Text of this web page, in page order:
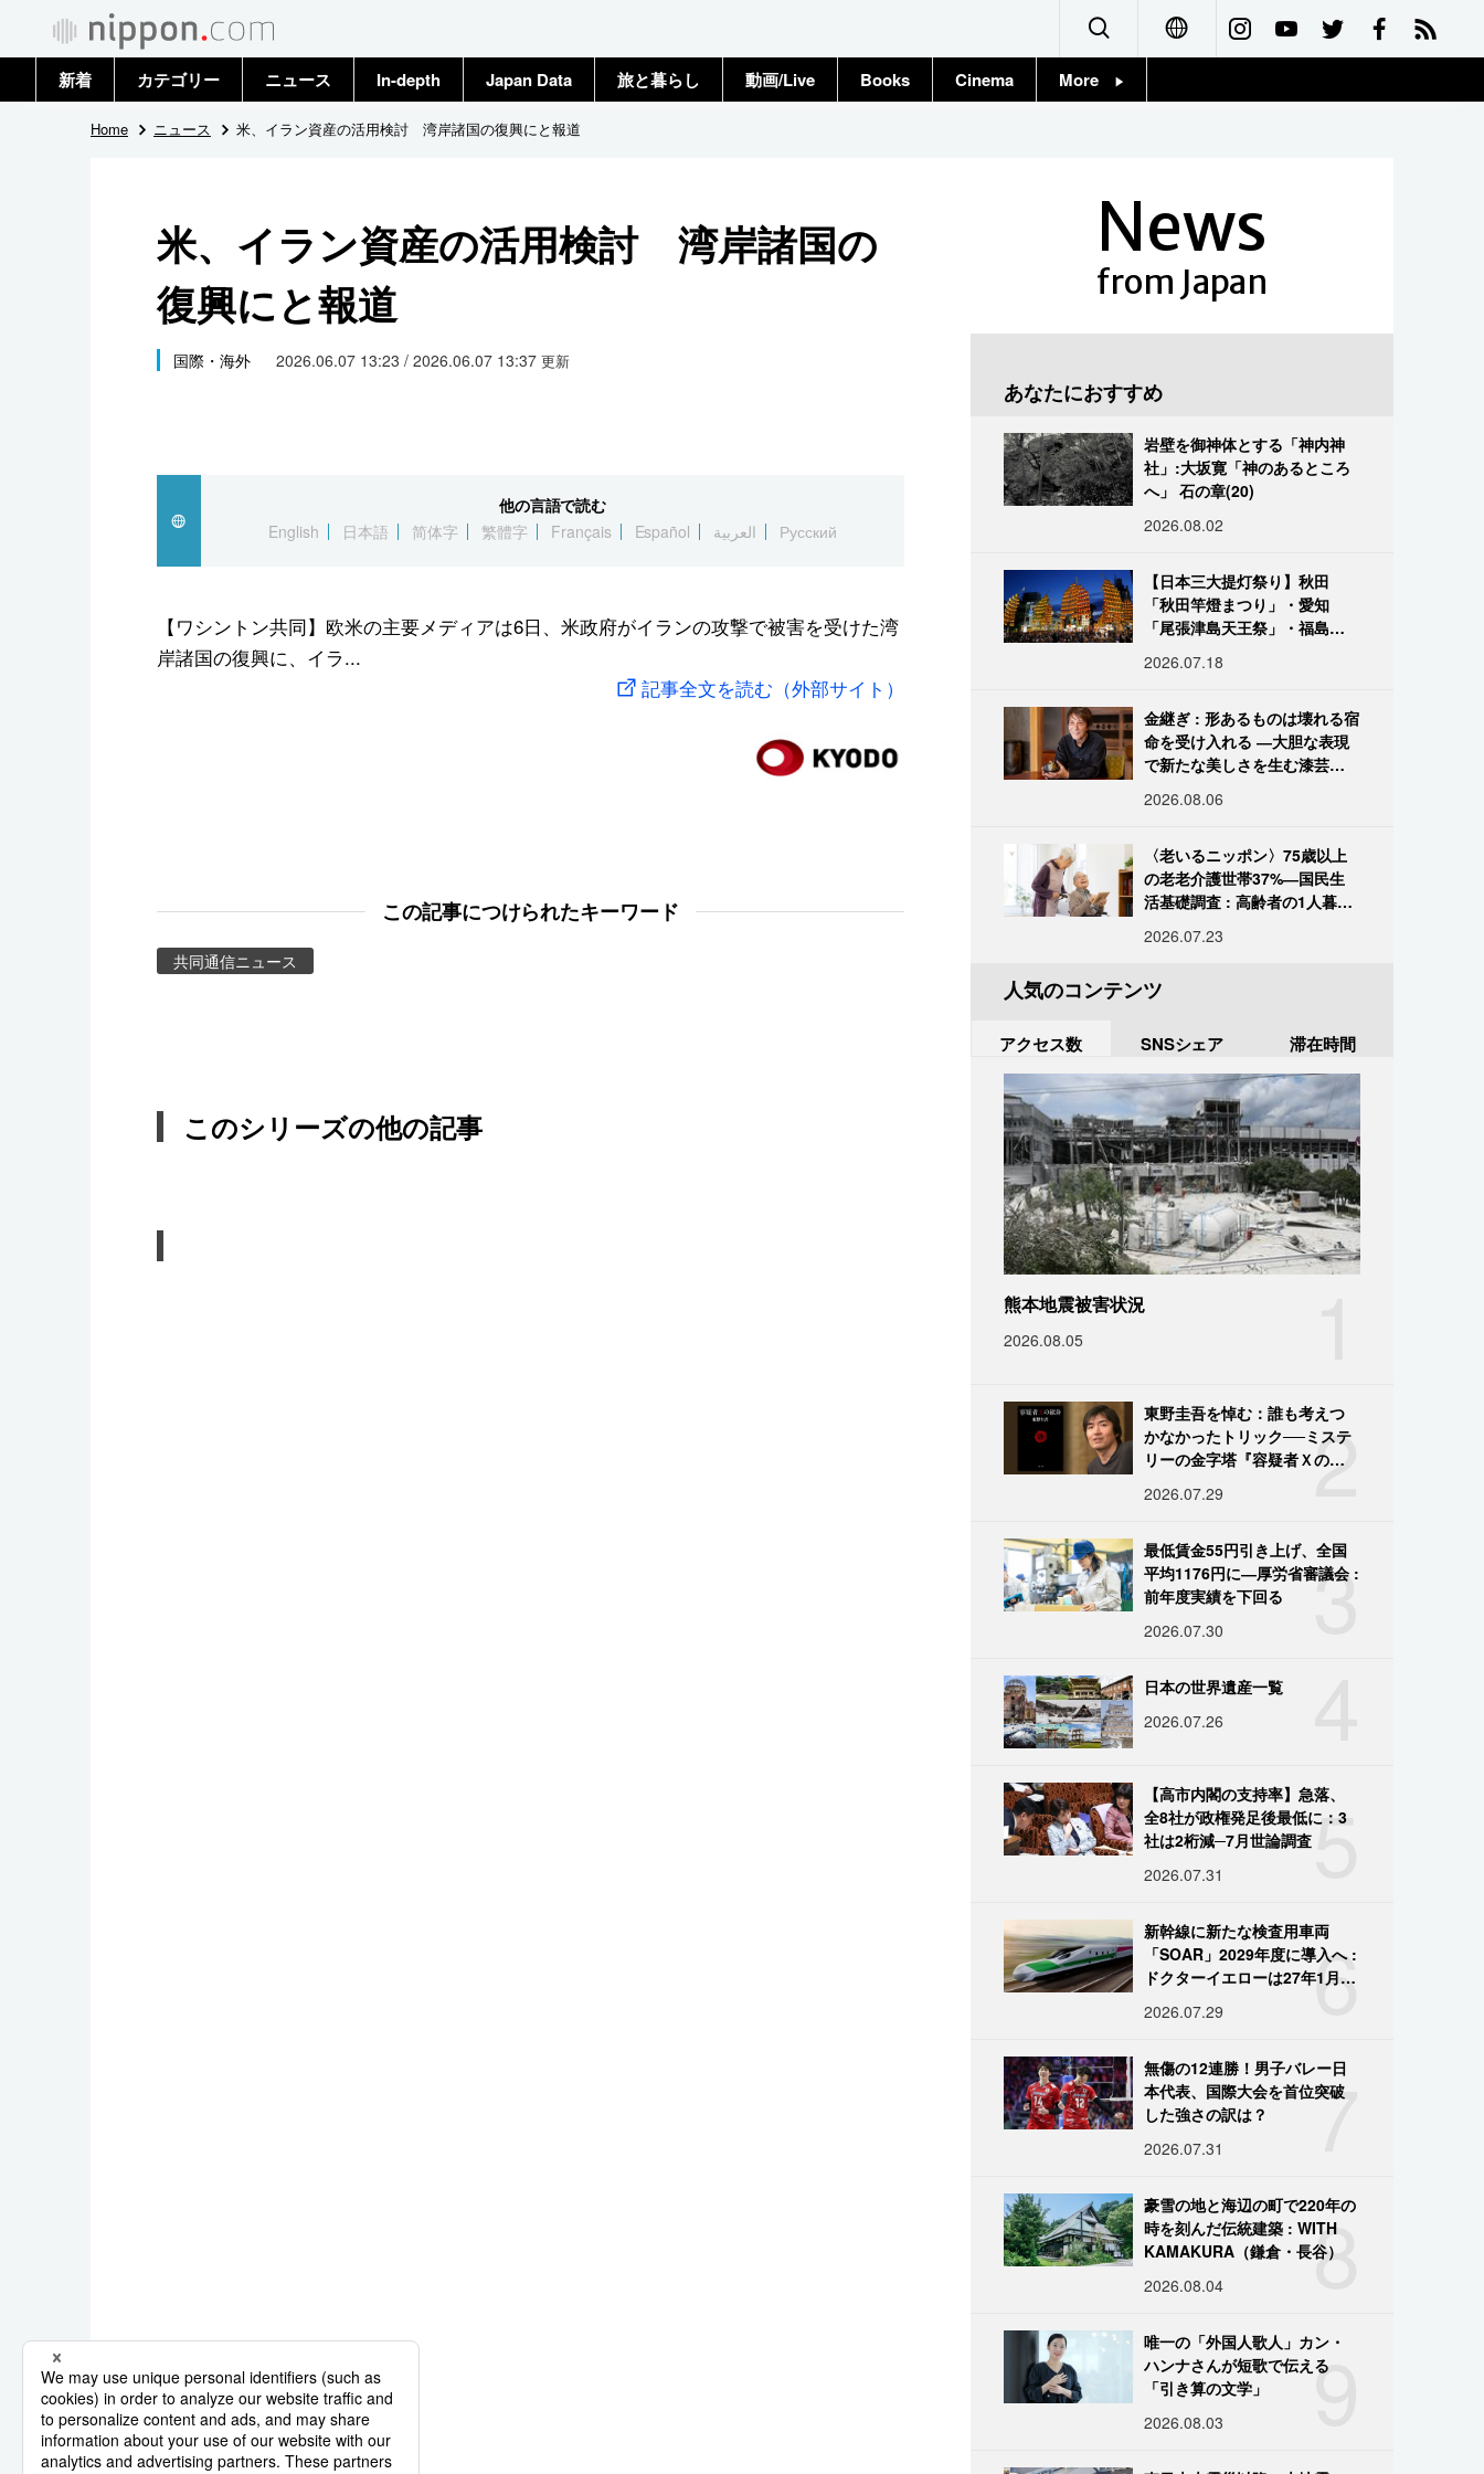
Français
新着 カテゴリー
政治・外交
国際
社会
文化
スポーツ・東京2020
ニュース
トップ
In-depth Japan Data 旅と暮らし 動画/Live Books Cinema More
Home ニュース 米、イラン資産の活用検討 湾岸諸国の復興にと報道
米、イラン資産の活用検討 湾岸諸国の
復興にと報道
国際・海外 2026.06.07 13:23 / 2026.06.07 13:37 更新
他の言語で読む
English
日本語 简体字 繁體字 Français Español العربية Русский
【ワシントン共同】欧米の主要メディアは6日、米政府がイランの攻撃で被害を受けた湾
岸諸国の復興に、イラ...
記事全文を読む（外部サイト）
この記事につけられたキーワード
共同通信ニュース
このシリーズの他の記事
News
from Japan
あなたにおすすめ
岩壁を御神体とする「神内神
社」:大坂寛「神のあるところ
へ」 石の章(20)
2026.08.02
【日本三大提灯祭り】秋田
「秋田竿燈まつり」・愛知
「尾張津島天王祭」・福島
だしい灯火が夜空を照らす光
2026.07.18
金継ぎ : 形あるものは壊れる宿
命を受け入れる ―大胆な表現
で新たな美しさを生む漆芸修
2026.08.06
〈老いるニッポン〉75歳以上
の老老介護世帯37%―国民生
活基礎調査 : 高齢者の1人暮ら
2026.07.23
人気のコンテンツ
アクセス数 SNSシェア 滞在時間
熊本地震被害状況
2026.08.05
2
東野圭吾を悼む：誰も考えつ
かなかったトリック──ミステ
リーの金字塔『容疑者Ｘの献
2026.07.29
3
最低賃金55円引き上げ、全国
平均1176円に―厚労省審議会 :
前年度実績を下回る
2026.07.30
日本の世界遺産一覧
2026.07.26
5
【高市内閣の支持率】急落、
全8社が政権発足後最低に：3
社は2桁減─7月世論調査
2026.07.31
6
新幹線に新たな検査用車両
「SOAR」2029年度に導入へ :
ドクターイエローは27年1月に
2026.07.29
7
無傷の12連勝！男子バレー日
本代表、国際大会を首位突破
した強さの訳は？
2026.07.31
8
豪雪の地と海辺の町で220年の
時を刻んだ伝統建築 : WITH
KAMAKURA（鎌倉・長谷）
2026.08.04
9
唯一の「外国人歌人」カン・
ハンナさんが短歌で伝える
「引き算の文学」
2026.08.03